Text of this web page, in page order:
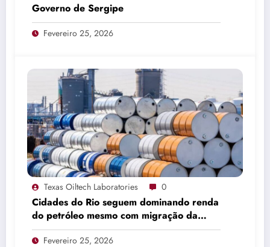
Governo de Sergipe
Fevereiro 25, 2026
Texas Oiltech Laboratories 0
Cidades do Rio seguem dominando renda
do petróleo mesmo com migração da
produção
Fevereiro 25, 2026